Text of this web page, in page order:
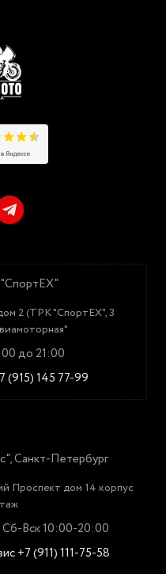
2 (ТРК "СпортЕХ", 3
до 21:00
(915) 145 77-99
Санкт-Петербург
Проспект дом 14 корпус
Вск 10:00-20:00
+7 (911) 111-75-58